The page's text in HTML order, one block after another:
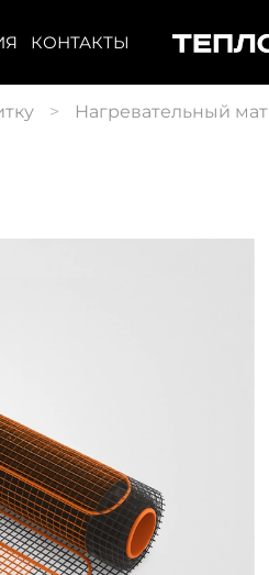
КОНТАКТЫ
Нагревательный мат